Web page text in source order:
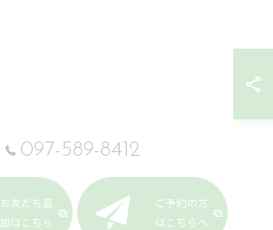
097-589-8412
お友だち追
加はこちら
ご予約の方
はこちらへ